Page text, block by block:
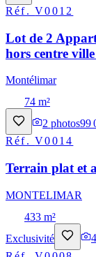
Réf.V0012
Lot de 2
hors centre
Montélimar
74 m²
2 photos99
Réf.V0014
Terrain plat et
MONTELIMAR
433 m²
Exclusivité
4